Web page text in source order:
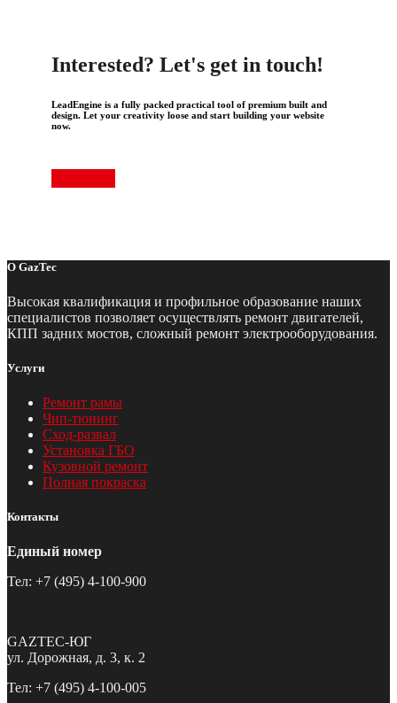
Interested? Let's get in touch!
LeadEngine is a fully packed practical tool of premium built and
design. Let your creativity loose and start building your website
now.
О GazTec
Высокая квалификация и профильное образование наших
специалистов позволяет осуществлять ремонт двигателей,
КПП задних мостов, сложный ремонт электрооборудования.
Услуги
Ремонт рамы
Чип-тюнинг
Сход-развал
Установка ГБО
Кузовной ремонт
Полная покраска
Контакты
Единый номер
Тел: +7 (495) 4-100-900
GAZTEC-ЮГ
ул. Дорожная, д. 3, к. 2
Тел: +7 (495) 4-100-005